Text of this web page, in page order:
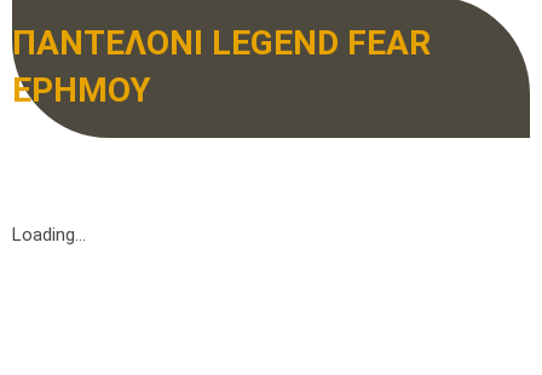
ΠΑΝΤΕΛΟΝΙ LEGEND FEAR
ΕΡΗΜΟΥ
Loading...